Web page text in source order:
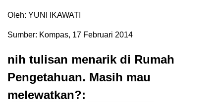
Oleh: YUNI IKAWATI
Sumber: Kompas, 17 Februari 2014
nih tulisan menarik di Rumah
Pengetahuan. Masih mau
melewatkan?: